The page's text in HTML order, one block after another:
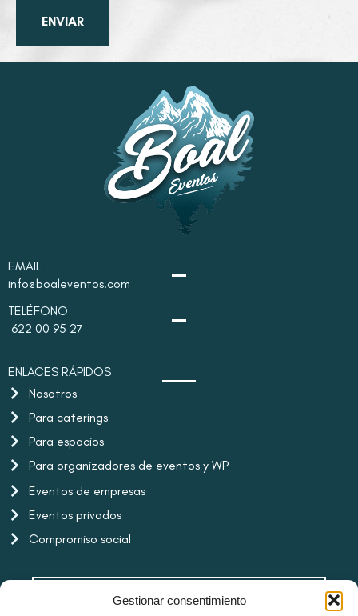
Gestionar consentimiento
ENVIAR
EMAIL
info@boaleventos.com
TELÉFONO
622 00 95 27
ENLACES RÁPIDOS
Nosotros
Para caterings
Para espacios
Para organizadores de eventos y WP
Eventos de empresas
Eventos privados
Compromiso social
NOTICIAS